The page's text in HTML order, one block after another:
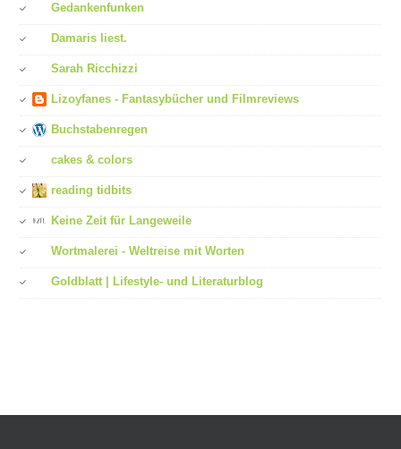
Gedankenfunken
Damaris liest.
Sarah Ricchizzi
Lizoyfanes - Fantasybücher und Filmreviews
Buchstabenregen
cakes & colors
reading tidbits
Keine Zeit für Langeweile
Wortmalerei - Weltreise mit Worten
Goldblatt | Lifestyle- und Literaturblog